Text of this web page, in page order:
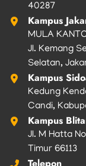
40287
Kampus
MULA
Jl. Kemang
Selatan,
Kampus
Kedung
Candi,
Kampus
Jl. M Hatta
Timur 66113
Telepon